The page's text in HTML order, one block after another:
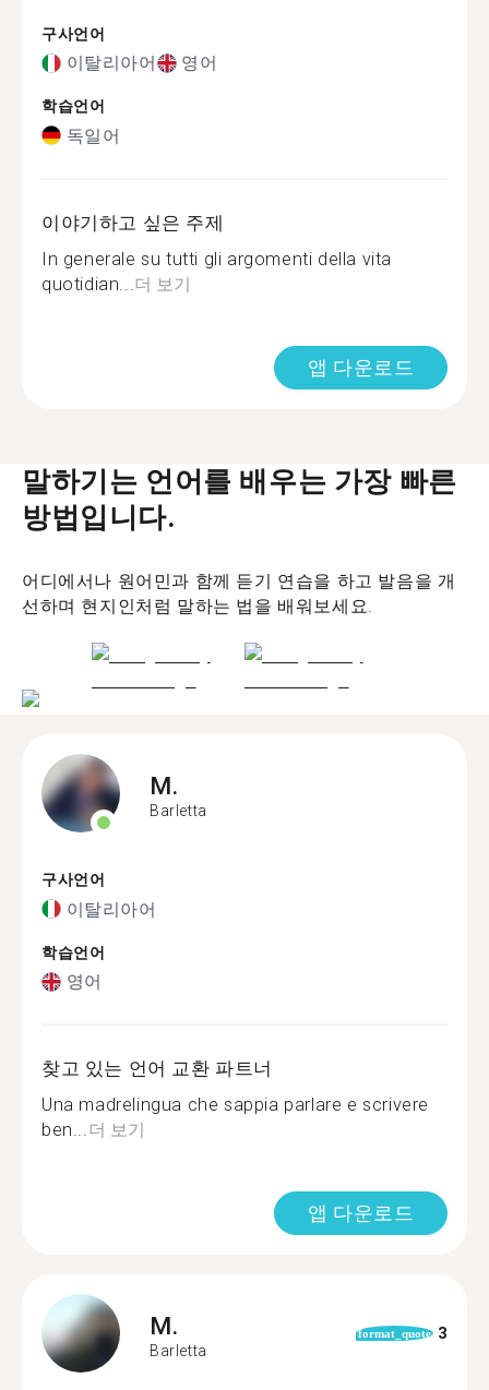
구사언어
이탈리아어 영어
학습언어
독일어
이야기하고 싶은 주제
In generale su tutti gli argomenti della vita
quotidian... 더 보기
앱 다운로드
말하기는 언어를 배우는 가장 빠른
방법입니다.
어디에서나 원어민과 함께 듣기 연습을 하고 발음을 개
선하며 현지인처럼 말하는 법을 배워보세요.
M.
Barletta
구사언어
이탈리아어
학습언어
영어
찾고 있는 언어 교환 파트너
Una madrelingua che sappia parlare e scrivere
ben...더 보기
앱 다운로드
M.
Barletta
format_quote 3